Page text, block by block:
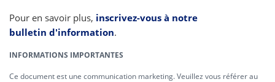
Pour en savoir plus, inscrivez-vous à notre
bulletin d'information.
INFORMATIONS IMPORTANTES
Ce document est une communication marketing. Veuillez vous référer au